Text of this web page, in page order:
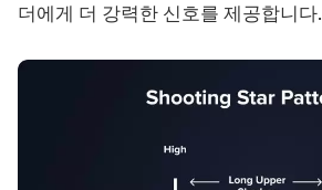
더에게 더 강력한 신호를 제공합니다.